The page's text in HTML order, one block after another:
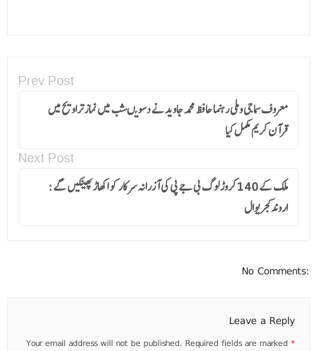
Prev Post
معروف سماجی وملی رہنما حافظ محمد جاوید نے دسویںشب میں نماز تراویح میں
قرآن کریم مکمل کیا
Next Post
ملک کے 140کروڑ لوگ بی جے پی کی آزرانہ سرکار کو اکھاڑ پھینکیں گے :
اروندکجریوال
No Comments:
Leave a Reply
Your email address will not be published. Required fields are marked *